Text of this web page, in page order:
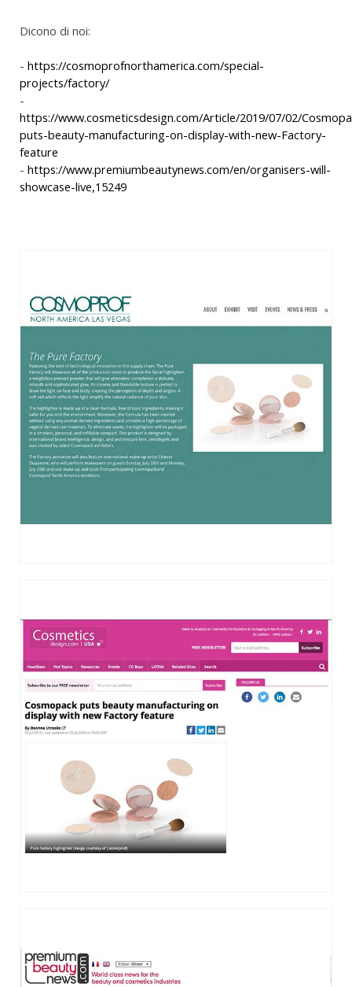
Dicono di noi:
- https://cosmoprofnorthamerica.com/special-
projects/factory/
-
https://www.cosmeticsdesign.com/Article/2019/07/02/
puts-beauty-manufacturing-on-display-with-new-Factory-
feature
- https://www.premiumbeautynews.com/en/organisers-will-
showcase-live,15249